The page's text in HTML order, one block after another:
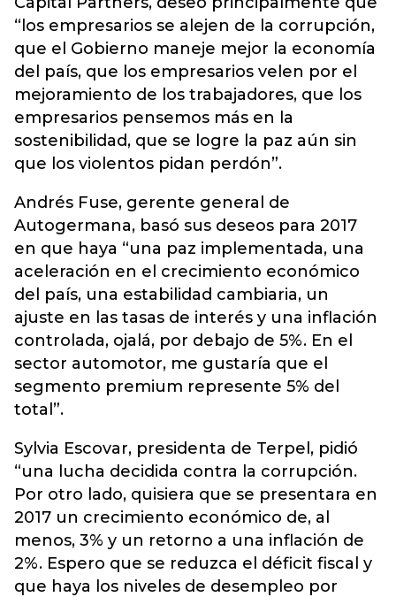
“los empresarios se alejen de la corrupción,
que el Gobierno maneje mejor la economía
del país, que los empresarios velen por el
mejoramiento de los trabajadores, que los
empresarios pensemos más en la
sostenibilidad, que se logre la paz aún sin
que los violentos pidan perdón”.
Andrés Fuse, gerente general de
Autogermana, basó sus deseos para 2017
en que haya “una paz implementada, una
aceleración en el crecimiento económico
del país, una estabilidad cambiaria, un
ajuste en las tasas de interés y una inflación
controlada, ojalá, por debajo de 5%. En el
sector automotor, me gustaría que el
segmento premium represente 5% del
total”.
Sylvia Escovar, presidenta de Terpel, pidió
“una lucha decidida contra la corrupción.
Por otro lado, quisiera que se presentara en
2017 un crecimiento económico de, al
menos, 3% y un retorno a una inflación de
2%. Espero que se reduzca el déficit fiscal y
que haya los niveles de desempleo por